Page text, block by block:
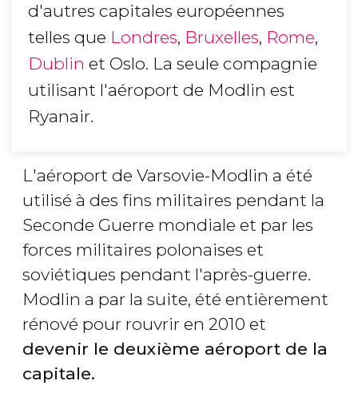
d'autres capitales européennes
telles que Londres, Bruxelles, Rome,
Dublin et Oslo. La seule compagnie
utilisant l'aéroport de Modlin est
Ryanair.
L'aéroport de Varsovie-Modlin a été
utilisé à des fins militaires pendant la
Seconde Guerre mondiale et par les
forces militaires polonaises et
soviétiques pendant l'après-guerre.
Modlin a par la suite, été entièrement
rénové pour rouvrir en 2010 et
devenir le deuxième aéroport de la
capitale.